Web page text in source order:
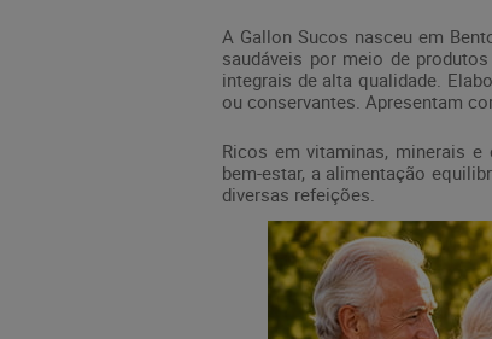
A Gallon Sucos nasceu em
saudáveis por meio de
integrais de alta qualidade.
ou conservantes. Apresentam
Ricos em vitaminas, minerais
bem-estar, a alimentação
diversas refeições.